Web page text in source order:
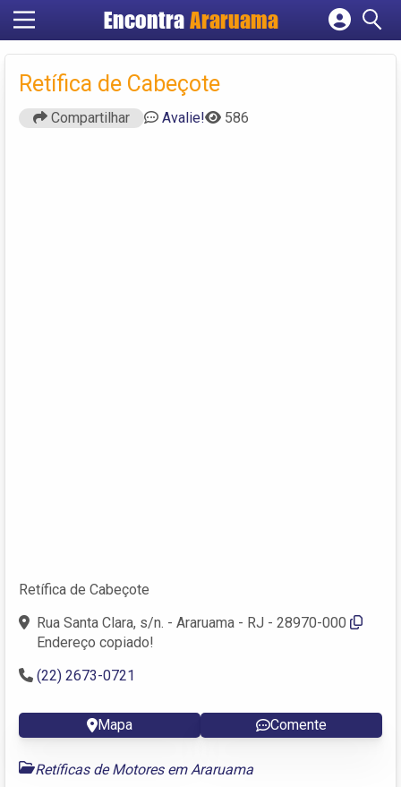
EncontraAraruama
Cadastrar empresa
Criar conta
Retífica de Cabeçote
Compartilhar Avalie! 586
Retífica de Cabeçote
Rua Santa Clara, s/n. - Araruama - RJ - 28970-000
Endereço copiado!
(22) 2673-0721
Mapa Comente
Retíficas de Motores em Araruama